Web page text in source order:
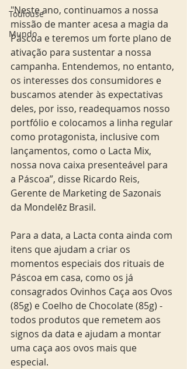
Toulouse
Mundo
"Neste ano, continuamos a nossa
missão de manter acesa a magia da
Páscoa e teremos um forte plano de
ativação para sustentar a nossa
campanha. Entendemos, no entanto,
os interesses dos consumidores e
buscamos atender às expectativas
deles, por isso, readequamos nosso
portfólio e colocamos a linha regular
como protagonista, inclusive com
lançamentos, como o Lacta Mix,
nossa nova caixa presenteável para
a Páscoa”, disse Ricardo Reis,
Gerente de Marketing de Sazonais
da Mondelēz Brasil.
Para a data, a Lacta conta ainda com
itens que ajudam a criar os
momentos especiais dos rituais de
Páscoa em casa, como os já
consagrados Ovinhos Caça aos Ovos
(85g) e Coelho de Chocolate (85g) -
todos produtos que remetem aos
signos da data e ajudam a montar
uma caça aos ovos mais que
especial.